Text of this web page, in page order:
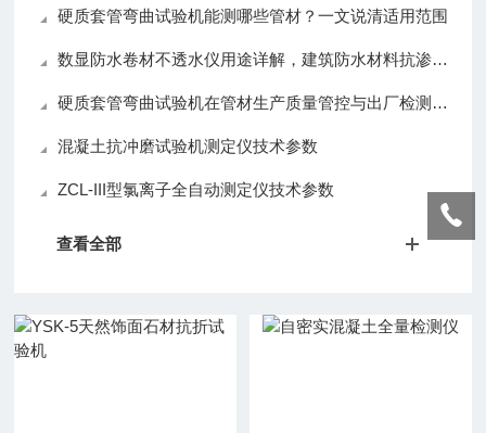
硬质套管弯曲试验机能测哪些管材？一文说清适用范围
数显防水卷材不透水仪用途详解，建筑防水材料抗渗性能检测设备介绍
硬质套管弯曲试验机在管材生产质量管控与出厂检测中的应用实践
混凝土抗冲磨试验机测定仪技术参数
ZCL-III型氯离子全自动测定仪技术参数
查看全部